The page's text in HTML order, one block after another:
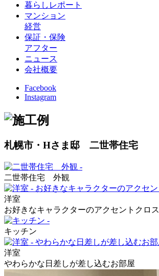
暮らしレポート
マンション
経営
保証・保険
アフター
ニュース
会社概要
Facebook
Instagram
札幌市・Hさま邸 二世帯住宅
二世帯住宅 外観
洋室
お好きなキャラクターのアクセントクロス
キッチン
洋室
やわらかな日差しが差し込むお部屋